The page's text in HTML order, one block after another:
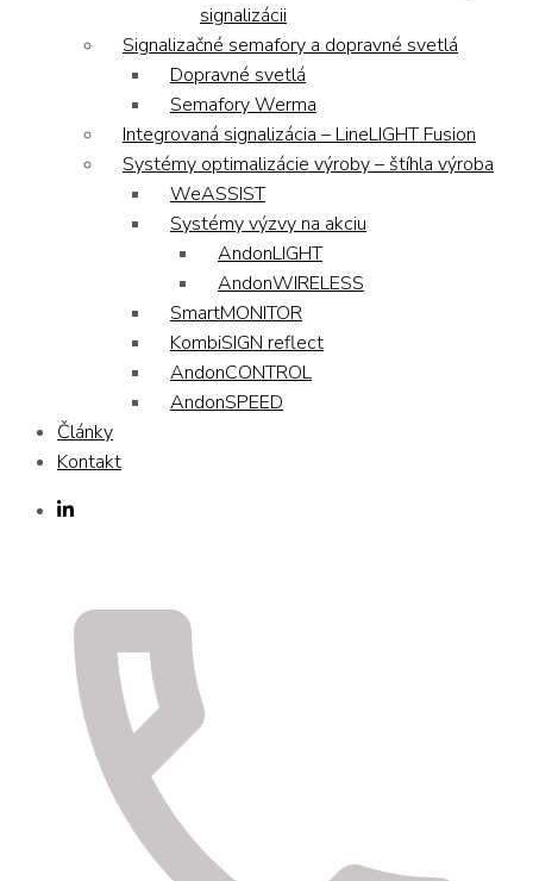
signalizácii
Signalizačné semafory a dopravné svetlá
Dopravné svetlá
Semafory Werma
Integrovaná signalizácia – LineLIGHT Fusion
Systémy optimalizácie výroby – štíhla výroba
WeASSIST
Systémy výzvy na akciu
AndonLIGHT
AndonWIRELESS
SmartMONITOR
KombiSIGN reflect
AndonCONTROL
AndonSPEED
Články
Kontakt